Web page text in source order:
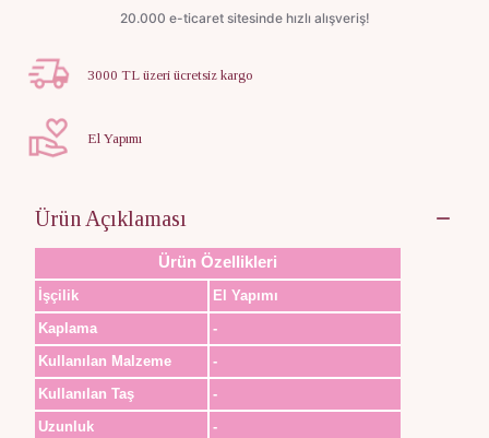
3000 TL üzeri ücretsiz kargo
El Yapımı
Ürün Açıklaması
Ürün Özellikleri
İşçilik
El Yapımı
Kaplama
-
Kullanılan Malzeme
-
Kullanılan Taş
-
Uzunluk
-